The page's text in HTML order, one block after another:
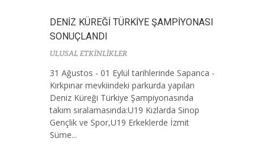
DENİZ KÜREĞİ TÜRKİYE ŞAMPİYONASI
SONUÇLANDI
ULUSAL ETKİNLİKLER
31 Ağustos - 01 Eylül tarihlerinde Sapanca -
Kırkpınar mevkiindeki parkurda yapılan
Deniz Küreği Türkiye Şampiyonasında
takım sıralamasında:U19 Kızlarda Sinop
Gençlik ve Spor,U19 Erkeklerde İzmit
Süme...